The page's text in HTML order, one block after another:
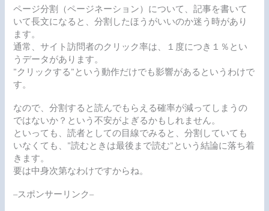
ページ分割（ページネーション）について、記事を書いて
いて長文になると、分割したほうがいいのか迷う時があり
ます。
通常、サイト訪問者のクリック率は、１度につき１％とい
うデータがあります。
”クリックする”という動作だけでも影響があるというわけで
す。
なので、分割すると読んでもらえる確率が減ってしまうの
ではないか？という不安がよぎるかもしれません。
といっても、読者としての目線でみると、分割していても
いなくても、”読むときは最後まで読む”という結論に落ち着
きます。
要は中身次第なわけですからね。
–スポンサーリンク–